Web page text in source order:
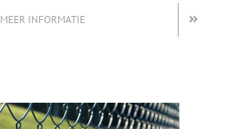
MEER INFORMATIE